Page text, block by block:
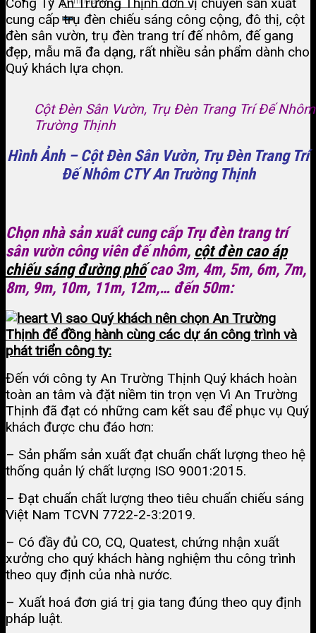
cung cấp trụ đèn chiếu sáng công cộng, đô thị, cột
đèn sân vườn, trụ đèn trang trí đế nhôm, đế gang
đẹp, mẫu mã đa dạng, rất nhiều sản phẩm dành cho
Quý khách lựa chọn.
Cột Đèn Sân Vườn, Trụ Đèn Trang Trí Đế
Trường Thịnh
Hình Ảnh – Cột Đèn Sân Vườn, Trụ Đèn Trang Trí
Đế Nhôm CTY An Trường Thịnh
Chọn nhà sản xuất cung cấp Trụ đèn trang trí
sân vườn công viên đế nhôm, cột đèn cao áp
chiếu sáng đường phốcao 3m, 4m, 5m, 6m, 7m,
8m, 9m, 10m, 11m, 12m,… đến 50m:
Vì sao Quý khách nên chọn An Trường
Thịnh để đồng hành cùng các dự án công trình và
phát triển công ty:
Đến với công ty An Trường Thịnh Quý khách hoàn
toàn an tâm và đặt niềm tin trọn vẹn Vì An Trường
Thịnh đã đạt có những cam kết sau để phục vụ Quý
khách được chu đáo hơn:
– Sản phẩm sản xuất đạt chuẩn chất lượng theo hệ
thống quản lý chất lượng ISO 9001:2015.
– Đạt chuẩn chất lượng theo tiêu chuẩn chiếu sáng
Việt Nam TCVN 7722-2-3:2019.
– Có đầy đủ CO, CQ, Quatest, chứng nhận xuất
xưởng cho quý khách hàng nghiệm thu công trình
theo quy định của nhà nước.
– Xuất hoá đơn giá trị gia tang đúng theo quy định
pháp luật.